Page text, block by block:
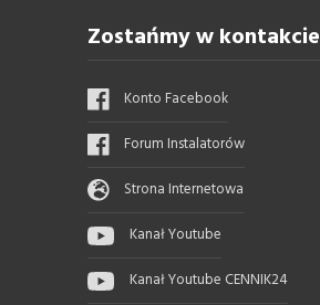
Zostańmy w kontakcie
Konto Facebook
Forum Instalatorów
Strona Internetowa
Kanał Youtube
Kanał Youtube CENNIK24